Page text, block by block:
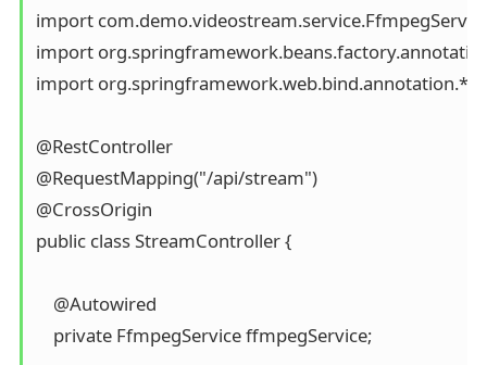
import
import
import org.springframework.web.bind.annotation.*;
@RestController
@RequestMapping("/api/stream")
@CrossOrigin
public class StreamController {
    @Autowired
    private FfmpegService ffmpegService;